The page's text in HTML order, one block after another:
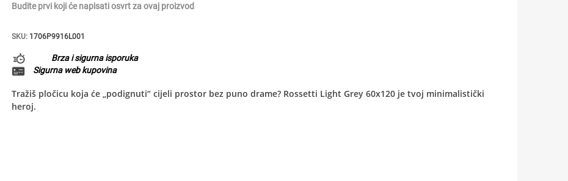
Budite prvi koji će napisati osvrt za ovaj proizvod
SKU: 1706P9916L001
Brza i sigurna isporuka
Sigurna web kupovina
Tražiš pločicu koja će „podignuti“ cijeli prostor bez puno drame? Rossetti Light Grey 60x120 je tvoj minimalistički
heroj.